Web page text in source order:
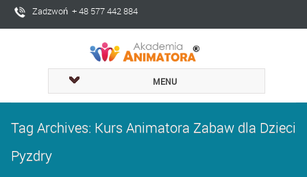
Zadzwoń + 48 577 442 884
MENU
Tag Archives: Kurs Animatora Zabaw dla Dzieci
Pyzdry